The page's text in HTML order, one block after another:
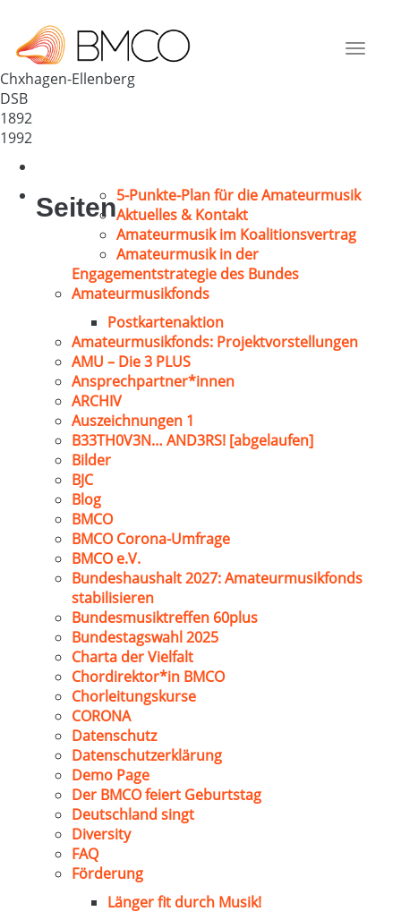
Toggle
Deutschland
34302
Chxhagen-Ellenberg
DSB
1892
1992
Seiten5-Punkte-Plan für die Amateurmusik
Aktuelles & Kontakt
Amateurmusik im Koalitionsvertrag
Amateurmusik in der
Engagementstrategie des Bundes
Amateurmusikfonds
Postkartenaktion
Amateurmusikfonds: Projektvorstellungen
AMU – Die 3 PLUS
Ansprechpartner*innen
ARCHIV
Auszeichnungen 1
B33TH0V3N… AND3RS! [abgelaufen]
Bilder
BJC
Blog
BMCO
BMCO Corona-Umfrage
BMCO e.V.
Bundeshaushalt 2027: Amateurmusikfonds
stabilisieren
Bundesmusiktreffen 60plus
Bundestagswahl 2025
Charta der Vielfalt
Chordirektor*in BMCO
Chorleitungskurse
CORONA
Datenschutz
Datenschutzerklärung
Demo Page
Der BMCO feiert Geburtstag
Deutschland singt
Diversity
FAQ
Förderung
Länger fit durch Musik!